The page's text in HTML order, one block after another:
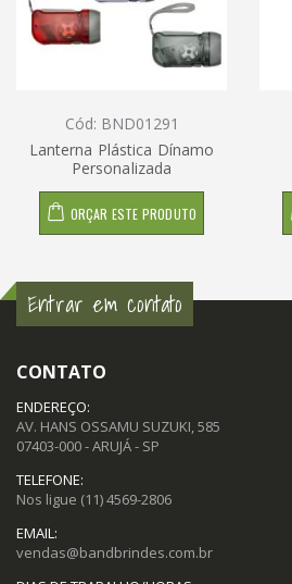
Cód: BND01291
Lanterna Plástica Dínamo
Personalizada
ORÇAR ESTE PRODUTO
Entrar em contato
CONTATO
ENDEREÇO:
AV. HANS OSSAMU SUZUKI, 585
07403-000 - ARUJÁ - SP
TELEFONE:
Nos ligue (11) 4569-2806
EMAIL:
vendas@bandbrindes.com.br